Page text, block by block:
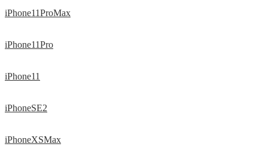
iPhone11ProMax
iPhone11Pro
iPhone11
iPhoneSE2
iPhoneXSMax